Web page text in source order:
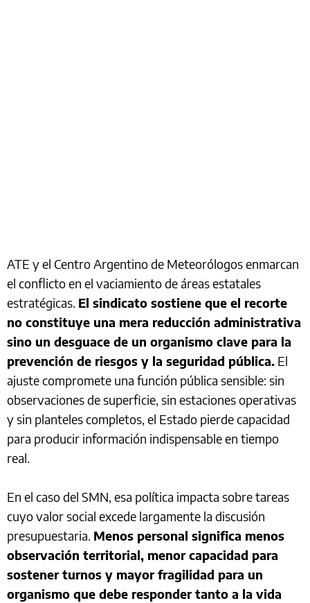
ATE y el Centro Argentino de Meteorólogos enmarcan
el conflicto en el vaciamiento de áreas estatales
estratégicas. El sindicato sostiene que el recorte
no constituye una mera reducción administrativa
sino un desguace de un organismo clave para la
prevención de riesgos y la seguridad pública. El
ajuste compromete una función pública sensible: sin
observaciones de superficie, sin estaciones operativas
y sin planteles completos, el Estado pierde capacidad
para producir información indispensable en tiempo
real.
En el caso del SMN, esa política impacta sobre tareas
cuyo valor social excede largamente la discusión
presupuestaria. Menos personal significa menos
observación territorial, menor capacidad para
sostener turnos y mayor fragilidad para un
organismo que debe responder tanto a la vida